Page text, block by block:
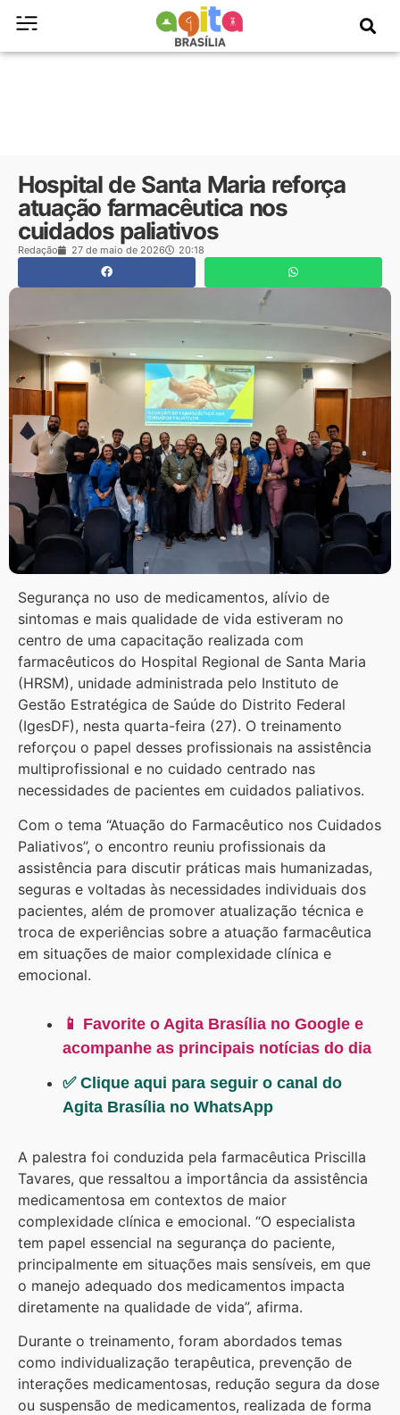
Hospital de Santa Maria reforça
atuação farmacêutica nos
cuidados paliativos
Redação 27 de maio de 2026 20:18
Segurança no uso de medicamentos, alívio de
sintomas e mais qualidade de vida estiveram no
centro de uma capacitação realizada com
farmacêuticos do Hospital Regional de Santa Maria
(HRSM), unidade administrada pelo Instituto de
Gestão Estratégica de Saúde do Distrito Federal
(IgesDF), nesta quarta-feira (27). O treinamento
reforçou o papel desses profissionais na assistência
multiprofissional e no cuidado centrado nas
necessidades de pacientes em cuidados paliativos.
Com o tema “Atuação do Farmacêutico nos Cuidados
Paliativos”, o encontro reuniu profissionais da
assistência para discutir práticas mais humanizadas,
seguras e voltadas às necessidades individuais dos
pacientes, além de promover atualização técnica e
troca de experiências sobre a atuação farmacêutica
em situações de maior complexidade clínica e
emocional.
📱 Favorite o Agita Brasília no Google e
acompanhe as principais notícias do dia
✅ Clique aqui para seguir o canal do
Agita Brasília no WhatsApp
A palestra foi conduzida pela farmacêutica Priscilla
Tavares, que ressaltou a importância da assistência
medicamentosa em contextos de maior
complexidade clínica e emocional. “O especialista
tem papel essencial na segurança do paciente,
principalmente em situações mais sensíveis, em que
o manejo adequado dos medicamentos impacta
diretamente na qualidade de vida”, afirma.
Durante o treinamento, foram abordados temas
como individualização terapêutica, prevenção de
interações medicamentosas, redução segura da dose
ou suspensão de medicamentos, realizada de forma